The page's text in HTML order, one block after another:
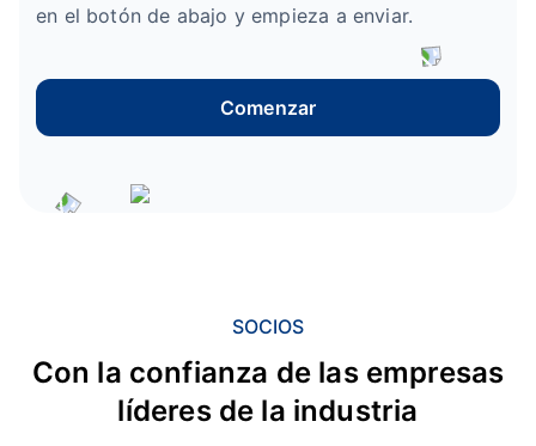
en el botón de abajo y empieza a enviar.
Comenzar
SOCIOS
Con la confianza de las empresas
líderes de la industria